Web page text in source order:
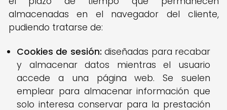
almacenadas en el navegador del cliente,
pudiendo tratarse de:
Cookies de sesión:diseñadas para recabar
y almacenar datos mientras el usuario
accede a una página web. Se suelen
emplear para almacenar información que
solo interesa conservar para la prestación